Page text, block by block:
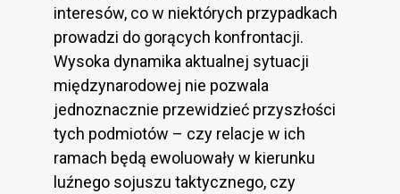
interesów, co w niektórych przypadkach
prowadzi do gorących konfrontacji.
Wysoka dynamika aktualnej sytuacji
międzynarodowej nie pozwala
jednoznacznie przewidzieć przyszłości
tych podmiotów – czy relacje w ich
ramach będą ewoluowały w kierunku
luźnego sojuszu taktycznego, czy